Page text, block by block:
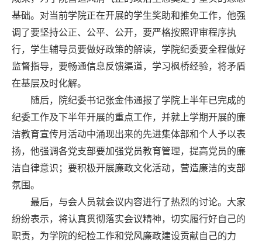
基础。 对当前学院正在开展的学生奖助和推免工作，他强
调了要坚持公正、公平、公开，要严格按照评审程序执
行，学生辅导员要做好政策的解读，学院纪委要全程做好
监督指导，要畅通信息反馈渠道，学习枫桥经验，将矛盾
在基层及时化解。
随后，
院纪委书记张金伟通报了学院上半年已完成的
纪委工作及下半年开展的重点工作，并就上学期开展的廉
洁教育宣传月活动中涌现出来的先进集体部和个人予以表
扬， 他强调各党支部要加强党员教育管理，提高党员的廉
洁自律意识；要积极开展廉政文化活动，营造廉洁的支部
氛围。
最后，与会人员就会议内容进行了热烈的讨论。大家
纷纷表示，将认真贯彻落实会议精神，切实履行好自己的
职责，为学院的纪检工作和党风廉政建设贡献自己的力